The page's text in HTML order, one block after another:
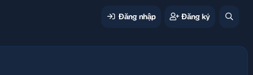
Đăng nhập Đăng ký